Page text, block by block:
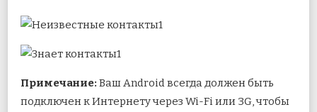
Примечание: Ваш Android всегда должен быть
подключен к Интернету через Wi-Fi или 3G, чтобы